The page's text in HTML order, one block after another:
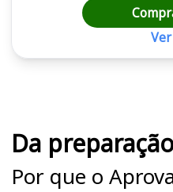
Da
Por que o